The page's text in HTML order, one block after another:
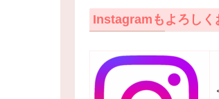
Instagramもよろしく